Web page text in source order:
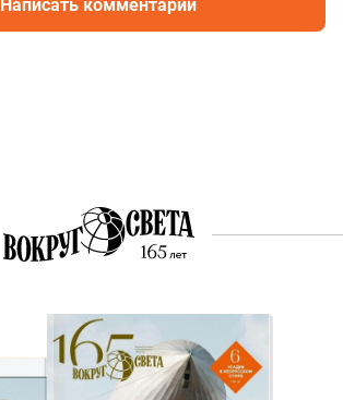
Написать комментарий